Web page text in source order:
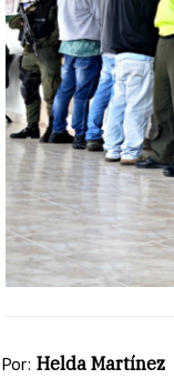
Por: Helda Martínez